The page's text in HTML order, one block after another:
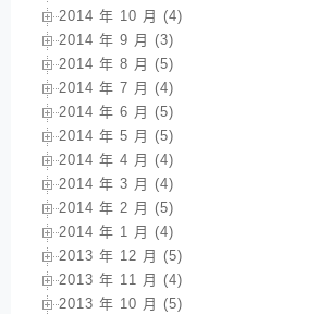
2014 年 10 月 (4)
2014 年 9 月 (3)
2014 年 8 月 (5)
2014 年 7 月 (4)
2014 年 6 月 (5)
2014 年 5 月 (5)
2014 年 4 月 (4)
2014 年 3 月 (4)
2014 年 2 月 (5)
2014 年 1 月 (4)
2013 年 12 月 (5)
2013 年 11 月 (4)
2013 年 10 月 (5)